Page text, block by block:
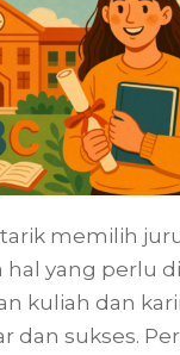
memilih
hal yang perlu
kuliah dan
dan sukses.